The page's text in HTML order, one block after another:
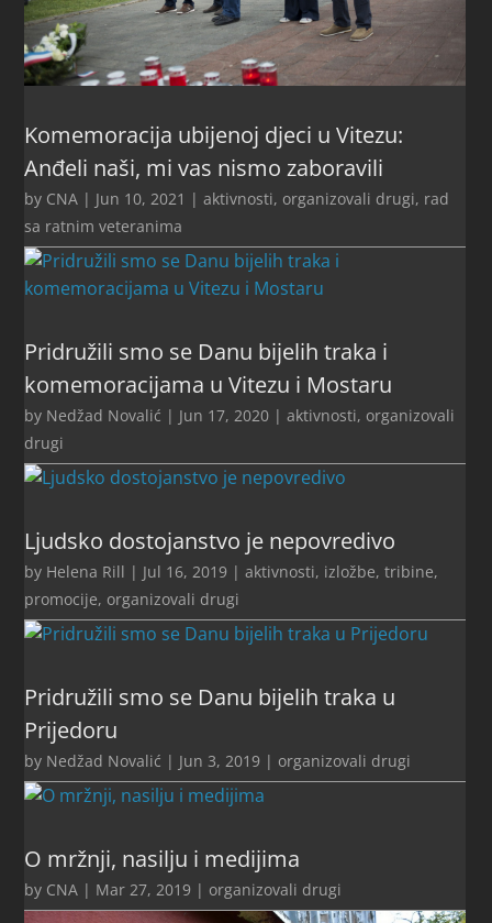
Komemoracija ubijenoj djeci u Vitezu:
Anđeli naši, mi vas nismo zaboravili
by CNA | Jun 10, 2021 |aktivnosti, organizovali drugi, rad
sa ratnim veteranima
Pridružili smo se Danu bijelih traka i
komemoracijama u Vitezu i Mostaru
by Nedžad Novalić | Jun 17, 2020 |aktivnosti, organizovali
drugi
Ljudsko dostojanstvo je nepovredivo
by Helena Rill | Jul 16, 2019 |aktivnosti, izložbe, tribine,
promocije, organizovali drugi
Pridružili smo se Danu bijelih traka u
Prijedoru
by Nedžad Novalić | Jun 3, 2019 | organizovali drugi
O mržnji, nasilju i medijima
by CNA | Mar 27, 2019 | organizovali drugi